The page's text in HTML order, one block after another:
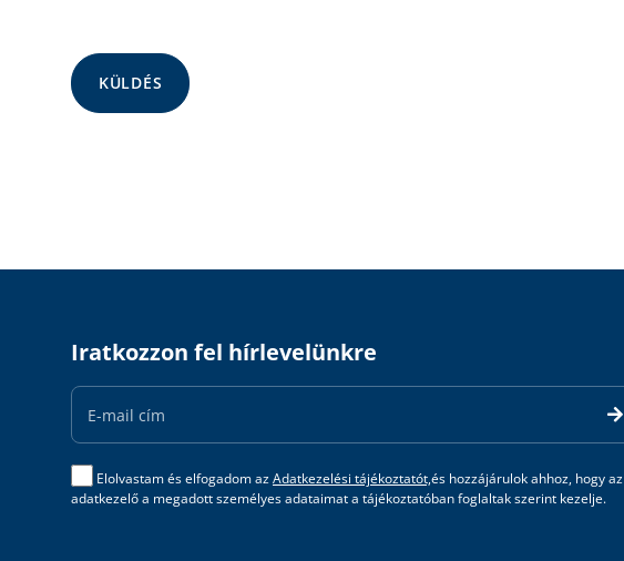
Iratkozzon fel hírlevelünkre
Email
Address
Elolvastam és elfogadom azAdatkezelési tájékoztatót,és hozzájárulok ahhoz, hogy az
adatkezelő a megadott személyes adataimat a tájékoztatóban foglaltak szerint kezelje.